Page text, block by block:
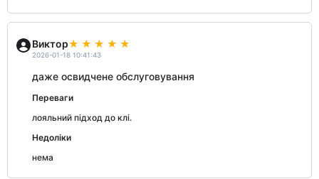
Виктор
2026-01-18 10:41:43
даже освидчене обслуговування
Переваги
лояльний пiдход до клi.
Недоліки
нема